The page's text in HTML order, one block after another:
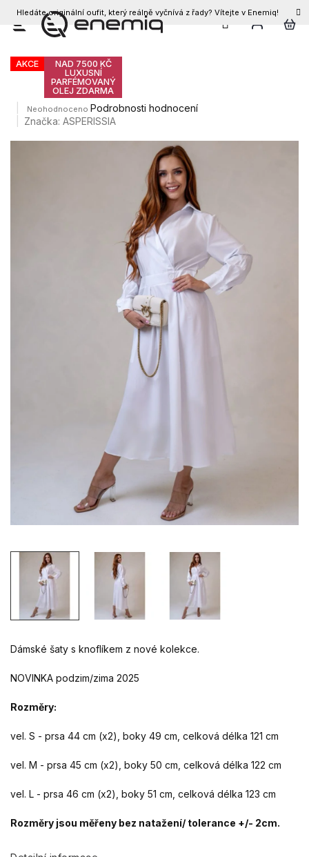
Přejít
Hledáte originální oufit, který reálně vyčnívá z řady? Vítejte v Enemiq!
CZK
Dámské šaty GIA
AKCE
NAD 7500 KČ
LUXUSNÍ
PARFÉMOVANÝ
OLEJ ZDARMA
Průměrné
hodnocení
Neohodnoceno Podrobnosti hodnocení
Značka:ASPERISSIA
Dámské šaty s knoflíkem z nové kolekce.
NOVINKA podzim/zima 2025
Rozměry:
vel. S - prsa 44 cm (x2), boky 49 cm, celková délka 121 cm
vel. M - prsa 45 cm (x2), boky 50 cm, celková délka 122 cm
vel. L - prsa 46 cm (x2), boky 51 cm, celková délka 123 cm
Rozměry jsou měřeny bez natažení/ tolerance +/- 2cm.